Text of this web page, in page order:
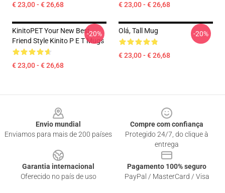
€ 23,00 - € 26,68 € 23,00 - € 26,68
KinitoPET Your New Best
Friend Style Kinito P E T Mugs
€ 23,00 - € 26,68
-20% Olá, Tall Mug
€ 23,00 - € 26,68
-20%
Envio mundial
Enviamos para mais de 200 países
Compre com confiança
Protegido 24/7, do clique à
entrega
Garantia internacional
Oferecido no país de uso
Pagamento 100% seguro
PayPal / MasterCard / Visa